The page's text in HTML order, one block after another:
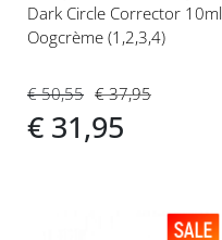
Dark Circle Corrector 10ml
Oogcrème (1,2,3,4)
€ 50,55
€ 31,95
€ 37,95